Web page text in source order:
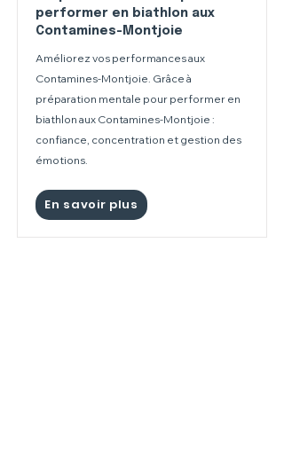
performer en biathlon aux
Contamines-Montjoie
Améliorez vos performances aux
Contamines-Montjoie. Grâce à
préparation mentale pour performer en
biathlon aux Contamines-Montjoie :
confiance, concentration et gestion des
émotions.
En savoir plus